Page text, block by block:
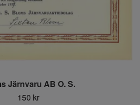
Järnvaru AB O. S.
150 kr